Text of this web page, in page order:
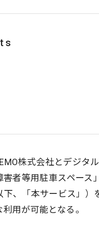
株式会社とデジタ
者等用駐車スペース
、「本サービス」）
用が可能となる。